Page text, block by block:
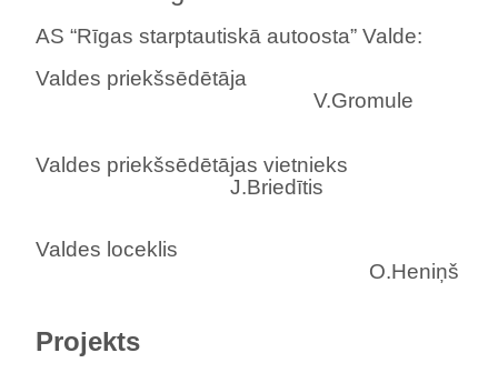
AS “Rīgas starptautiskā autoosta” Valde:
Valdes priekšsēdētāja
V.Gromule
Valdes priekšsēdētājas vietnieks
J.Briedītis
Valdes loceklis
O.Heniņš
Projekts